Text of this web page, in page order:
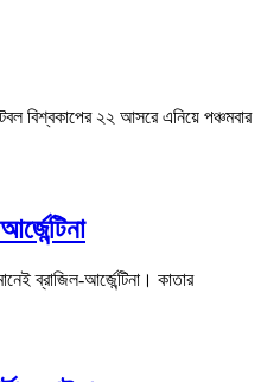
বিশ্বকাপের ২২ আসরে এনিয়ে পঞ্চমবার
ব্রাজিল-আর্জেন্টিনা। কাতার